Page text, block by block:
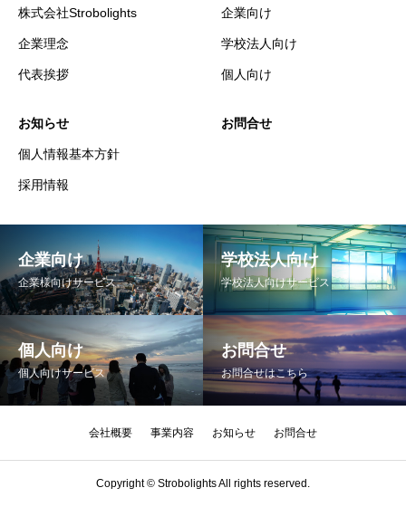
株式会社Strobolights
企業理念
代表挨拶
企業向け
学校法人向け
個人向け
お知らせ
個人情報基本方針
採用情報
お問合せ
企業向け
企業様向けサービス
学校法人向け
学校法人向けサービス
個人向け
個人向けサービス
お問合せ
お問合せはこちら
会社概要 事業内容 お知らせ お問合せ
Copyright © Strobolights All rights reserved.